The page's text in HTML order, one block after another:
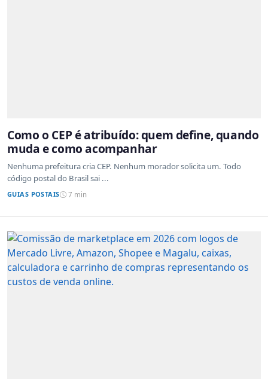
Como o CEP é atribuído: quem define, quando
muda e como acompanhar
Nenhuma prefeitura cria CEP. Nenhum morador solicita um. Todo
código postal do Brasil sai ...
GUIAS POSTAIS 7 min